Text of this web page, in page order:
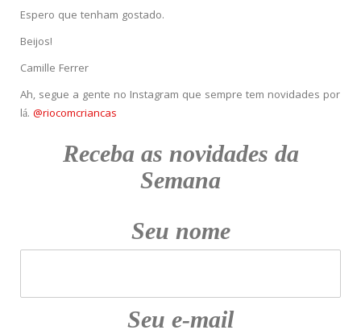
Espero que tenham gostado.
Beijos!
Camille Ferrer
Ah, segue a gente no Instagram que sempre tem novidades por
lá. @riocomcriancas
Receba as novidades da
Semana
Seu nome
Seu e-mail